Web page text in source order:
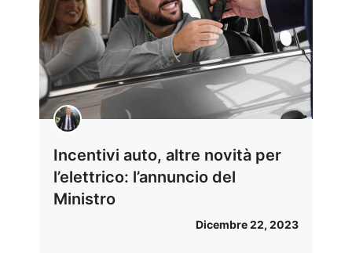
Incentivi auto, altre novità per
l’elettrico: l’annuncio del
Ministro
Dicembre 22, 2023